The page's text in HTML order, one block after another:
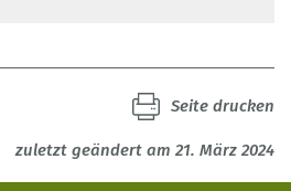
zuletzt geändert am 21. März 2024
Seite drucken